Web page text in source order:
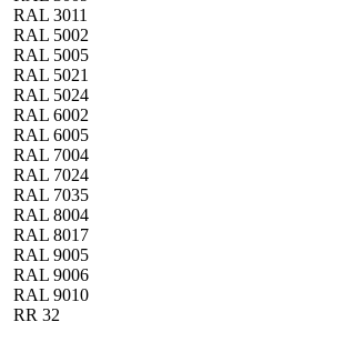
RAL 3011
RAL 5002
RAL 5005
RAL 5021
RAL 5024
RAL 6002
RAL 6005
RAL 7004
RAL 7024
RAL 7035
RAL 8004
RAL 8017
RAL 9005
RAL 9006
RAL 9010
RR 32